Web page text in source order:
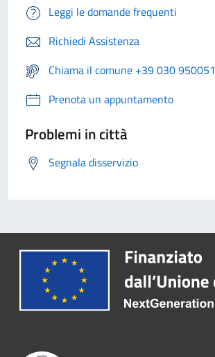
Leggi le domande frequenti
Richiedi Assistenza
Chiama il comune +39 030 950051
Prenota un appuntamento
Problemi in città
Segnala disservizio